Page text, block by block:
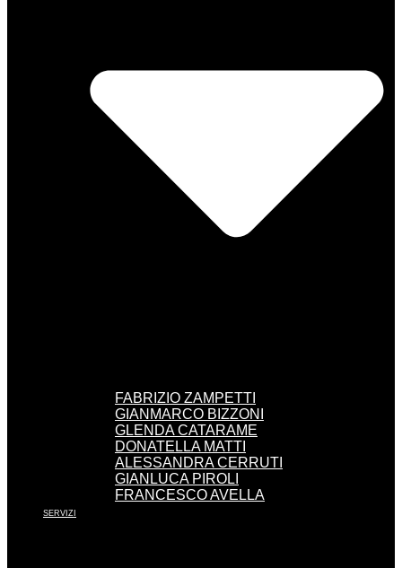
FABRIZIO ZAMPETTI
GIANMARCO BIZZONI
GLENDA CATARAME
DONATELLA MATTI
ALESSANDRA CERRUTI
GIANLUCA PIROLI
FRANCESCO AVELLA
SERVIZI